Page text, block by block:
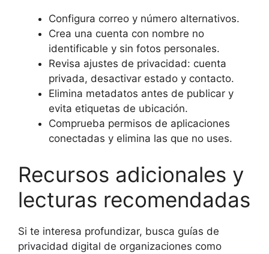
Configura correo y número alternativos.
Crea una cuenta con nombre no
identificable y sin fotos personales.
Revisa ajustes de privacidad: cuenta
privada, desactivar estado y contacto.
Elimina metadatos antes de publicar y
evita etiquetas de ubicación.
Comprueba permisos de aplicaciones
conectadas y elimina las que no uses.
Recursos adicionales y
lecturas recomendadas
Si te interesa profundizar, busca guías de
privacidad digital de organizaciones como